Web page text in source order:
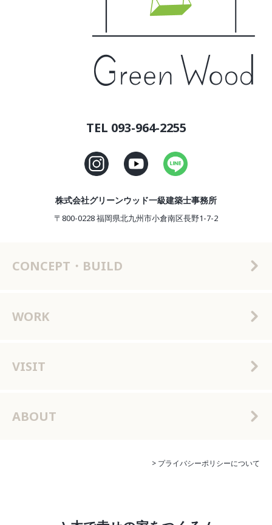
TEL 093-964-2255
株式会社グリーンウッド一級建築士事務所
〒800-0228 福岡県北九州市小倉南区長野1-7-2
CONCEPT・BUILD
WORK
VISIT
ABOUT
> プライバシーポリシーについて